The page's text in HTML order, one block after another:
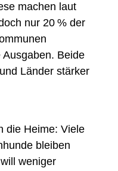
machen laut
nur 20 % der
Beide
Länder stärker
die Heime: Viele
bleiben
weniger